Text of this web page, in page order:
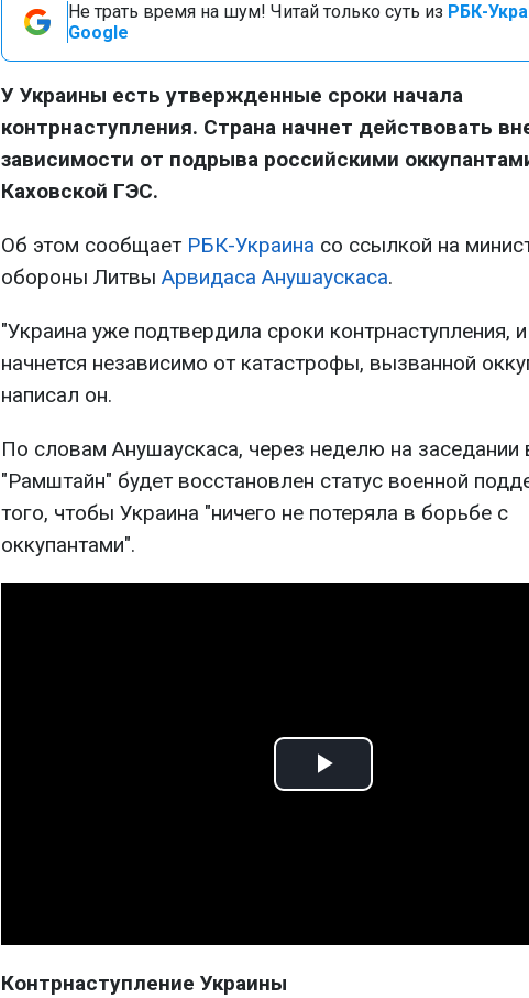
Не трать время на шум! Читай только суть из РБК-
Google
У Украины есть утвержденные сроки начала
контрнаступления. Страна начнет действовать
зависимости от подрыва российскими
Каховской ГЭС.
Об этом сообщает РБК-Украина со ссылкой на
обороны Литвы Арвидаса Анушаускаса.
"Украина уже подтвердила сроки контрнаступления,
начнется независимо от катастрофы, вызванной
написал он.
По словам Анушаускаса, через неделю на заседании
"Рамштайн" будет восстановлен статус военной
того, чтобы Украина "ничего не потеряла в борьбе с
оккупантами".
Play
Контрнаступление Украины